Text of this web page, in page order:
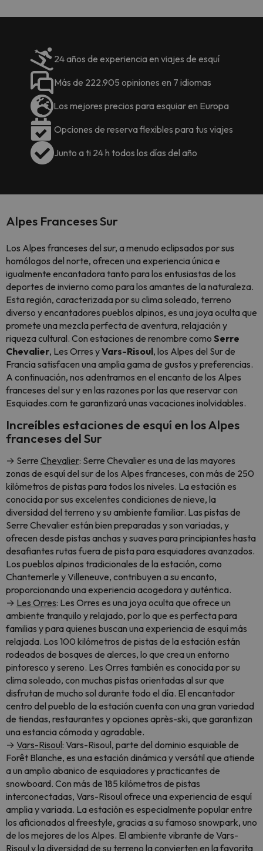
24 años de experiencia en viajes de esquí
Más de 222.905 opiniones en 7 idiomas
Los mejores precios para esquiar en Europa
Opciones de reserva flexibles para tus viajes
Junto a ti 24 h todos los días del año
Alpes Franceses Sur
Los Alpes franceses del sur, a menudo eclipsados por sus
homólogos del norte, ofrecen una experiencia única e
igualmente encantadora tanto para los entusiastas de los
deportes de invierno como para los amantes de la naturaleza.
Esta región, caracterizada por su clima soleado, terreno
diverso y encantadores pueblos alpinos, es una joya oculta que
promete una mezcla perfecta de aventura, relajación y
riqueza cultural. Con estaciones de renombre como Serre
Chevalier, Les Orres yVars-Risoul, los Alpes del Sur de
Francia satisfacen una amplia gama de gustos y preferencias.
A continuación, nos adentramos en el encanto de los Alpes
franceses del sur y en las razones por las que reservar con
Esquiades.com te garantizará unas vacaciones inolvidables.
Increíbles estaciones de esquí en los Alpes
franceses del Sur
→ Serre Chevalier: Serre Chevalier es una de las mayores
zonas de esquí del sur de los Alpes franceses, con más de 250
kilómetros de pistas para todos los niveles. La estación es
conocida por sus excelentes condiciones de nieve, la
diversidad del terreno y su ambiente familiar. Las pistas de
Serre Chevalier están bien preparadas y son variadas, y
ofrecen desde pistas anchas y suaves para principiantes hasta
desafiantes rutas fuera de pista para esquiadores avanzados.
Los pueblos alpinos tradicionales de la estación, como
Chantemerle y Villeneuve, contribuyen a su encanto,
proporcionando una experiencia acogedora y auténtica.
→ Les Orres: Les Orres es una joya oculta que ofrece un
ambiente tranquilo y relajado, por lo que es perfecta para
familias y para quienes buscan una experiencia de esquí más
relajada. Los 100 kilómetros de pistas de la estación están
rodeados de bosques de alerces, lo que crea un entorno
pintoresco y sereno. Les Orres también es conocida por su
clima soleado, con muchas pistas orientadas al sur que
disfrutan de mucho sol durante todo el día. El encantador
centro del pueblo de la estación cuenta con una gran variedad
de tiendas, restaurantes y opciones après-ski, que garantizan
una estancia cómoda y agradable.
→ Vars-Risoul: Vars-Risoul, parte del dominio esquiable de
Forêt Blanche, es una estación dinámica y versátil que atiende
a un amplio abanico de esquiadores y practicantes de
snowboard. Con más de 185 kilómetros de pistas
interconectadas, Vars-Risoul ofrece una experiencia de esquí
amplia y variada. La estación es especialmente popular entre
los aficionados al freestyle, gracias a su famoso snowpark, uno
de los mejores de los Alpes. El ambiente vibrante de Vars-
Risoul y la diversidad de su terreno la convierten en la favorita